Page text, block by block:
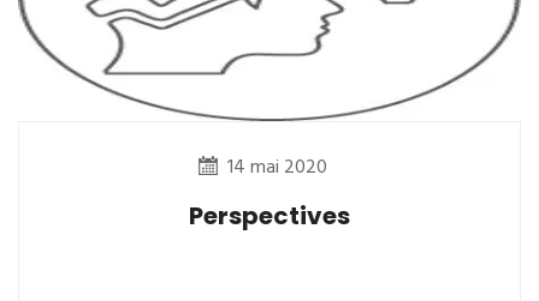
14 mai 2020
Perspectives